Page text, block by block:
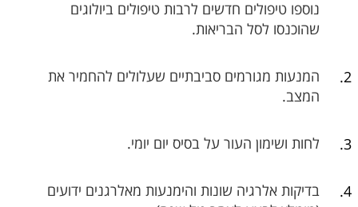
נוספו טיפולים חדשים לרבות טיפולים ביולוגים
שהוכנסו לסל הבריאות.
המנעות מגורמים סביבתיים שעלולים להחמיר את
המצב.
לחות ושימון העור על בסיס יום יומי.
בדיקות אלרגיה שונות והימנעות מאלרגנים ידועים